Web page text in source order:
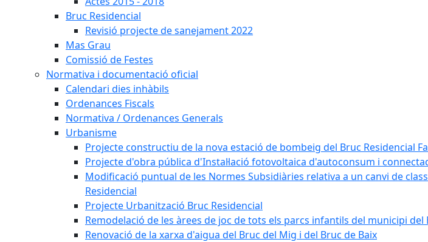
Bruc Residencial
Revisió projecte de sanejament 2022
Mas Grau
Comissió de Festes
Normativa i documentació oficial
Calendari dies inhàbils
Ordenances Fiscals
Normativa / Ordenances Generals
Urbanisme
Projecte constructiu de la nova estació de bombeig del Bruc Residencial
Projecte d'obra pública d'Instal·lació fotovoltaica d'autoconsum i
Modificació puntual de les Normes Subsidiàries relativa a un canvi de
Residencial
Projecte Urbanització Bruc Residencial
Remodelació de les àrees de joc de tots els parcs infantils del municipi del
Renovació de la xarxa d'aigua del Bruc del Mig i del Bruc de Baix